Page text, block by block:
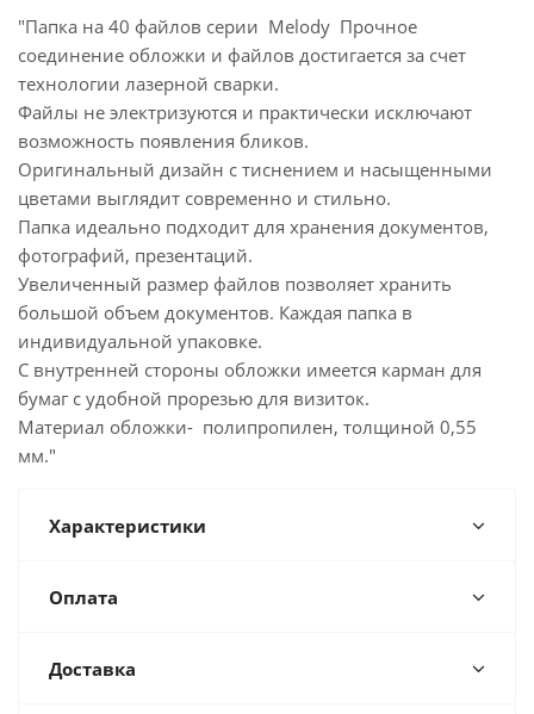
"Папка на 40 файлов серии Melody Прочное
соединение обложки и файлов достигается за счет
технологии лазерной сварки.
Файлы не электризуются и практически исключают
возможность появления бликов.
Оригинальный дизайн с тиснением и насыщенными
цветами выглядит современно и стильно.
Папка идеально подходит для хранения документов,
фотографий, презентаций.
Увеличенный размер файлов позволяет хранить
большой объем документов. Каждая папка в
индивидуальной упаковке.
С внутренней стороны обложки имеется карман для
бумаг с удобной прорезью для визиток.
Материал обложки- полипропилен, толщиной 0,55
мм."
Характеристики
Оплата
Доставка